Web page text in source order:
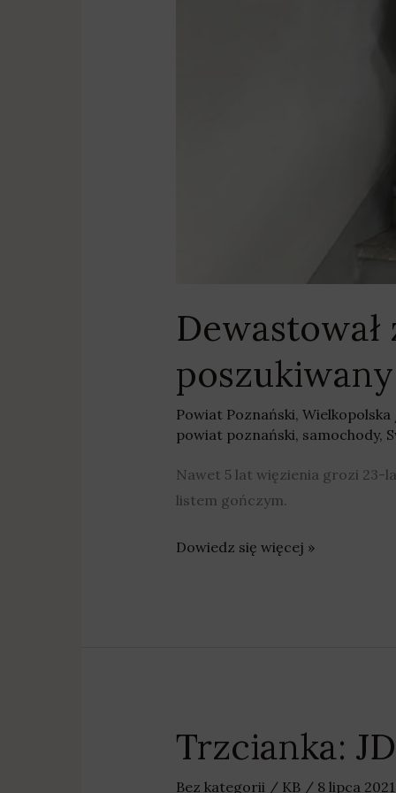
Powiat Poznański, Wielkopolska
powiat poznański, samochody,
Nawet 5 lat więzienia grozi 23-
listem gończym.
Dowiedz się więcej »
Trzcianka:
Bez kategorii / KB / 8 lipca 2021
Trzcianka:
JDM
Midnight